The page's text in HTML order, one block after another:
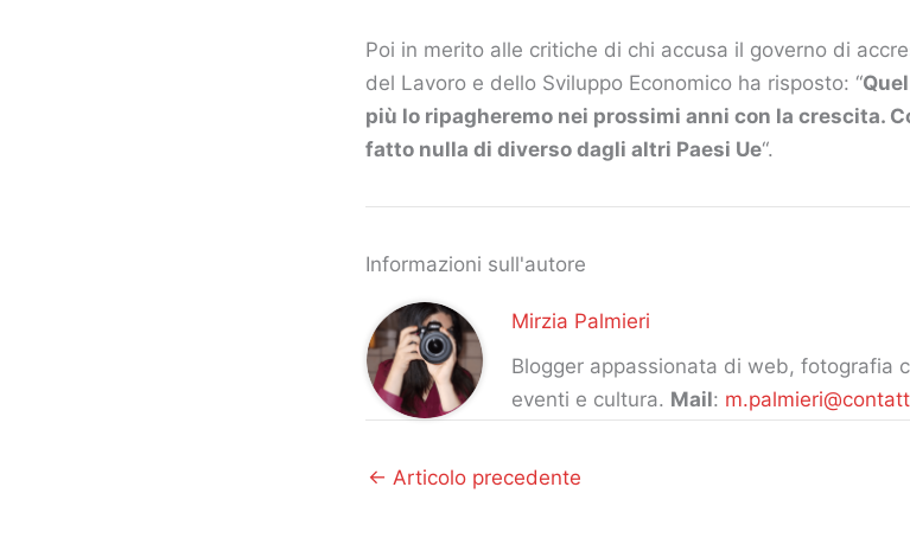
Poi in merito alle critiche di chi accusa il governo di
del Lavoro e dello Sviluppo Economico ha risposto: “
più lo ripagheremo nei prossimi anni con la crescita.
fatto nulla di diverso dagli altri Paesi Ue“.
Informazioni sull'autore
Mirzia Palmieri
Blogger appassionata di web, fotografia
eventi e cultura. Mail:
← Articolo precedente